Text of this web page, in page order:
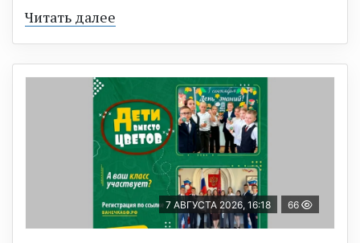
Читать далее
7 АВГУСТА 2026, 16:18 66